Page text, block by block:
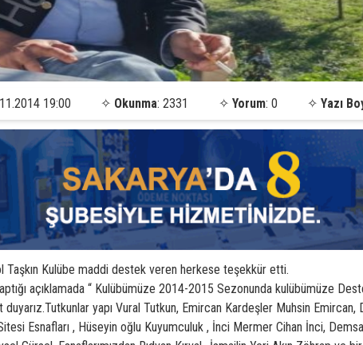
19:00 ✧ Okunma: 2331 ✧ Yorum: 0 ✧Yazı
Taşkın Kulübe maddi destek veren herkese teşekkür etti.
açıklamada “ Kulübümüze 2014-2015 Sezonunda kulübümüze
yapı Vural Tutkun, Emircan Kardeşler Muhsin Emircan,
Esnafları , Hüseyin oğlu Kuyumculuk , İnci Mermer Cihan İnci,